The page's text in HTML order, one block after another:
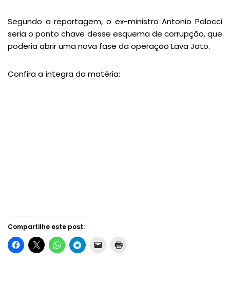
Segundo a reportagem, o ex-ministro Antonio Palocci
seria o ponto chave desse esquema de corrupção, que
poderia abrir uma nova fase da operação Lava Jato.
Confira a íntegra da matéria:
Compartilhe este post: